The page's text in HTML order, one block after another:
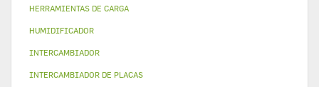
HERRAMIENTAS DE CARGA
HUMIDIFICADOR
INTERCAMBIADOR
INTERCAMBIADOR DE PLACAS